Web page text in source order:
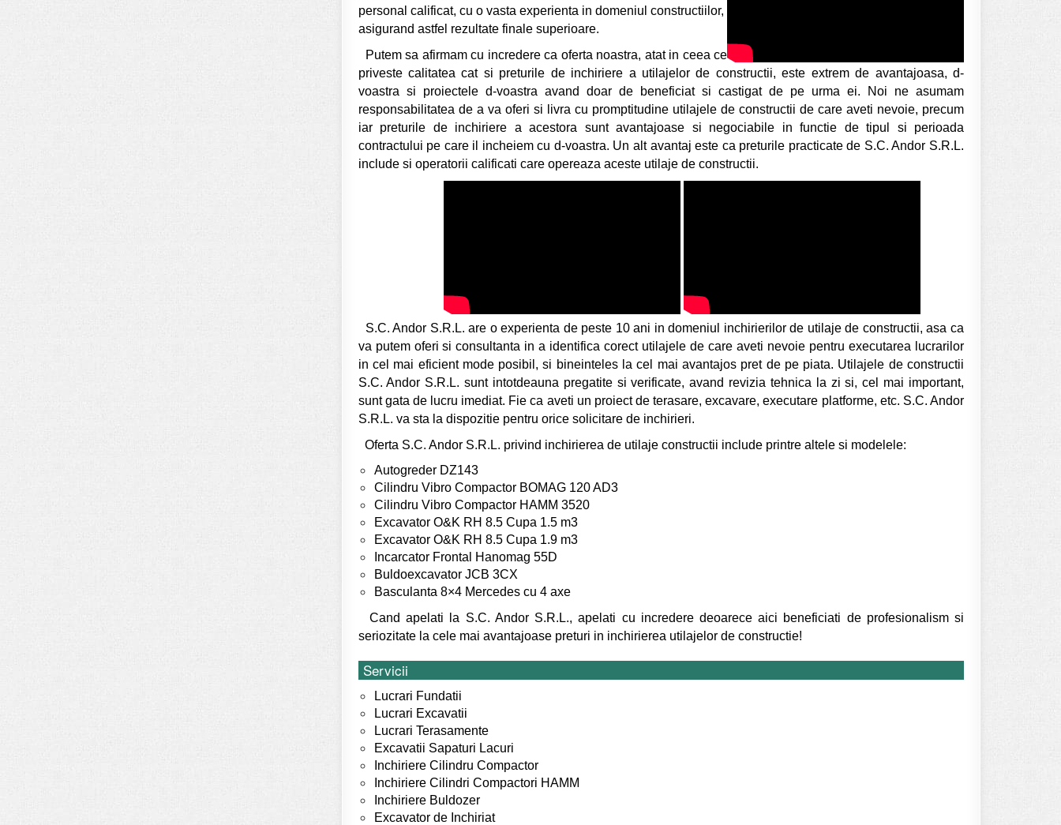
personal calificat, cu o vasta experienta in domeniul constructiilor,
asigurand astfel rezultate finale superioare.
Putem sa afirmam cu incredere ca oferta noastra, atat in ceea ce
priveste calitatea cat si preturile de inchiriere a utilajelor de constructii, este extrem de avantajoasa, d-
voastra si proiectele d-voastra avand doar de beneficiat si castigat de pe urma ei. Noi ne asumam
responsabilitatea de a va oferi si livra cu promptitudine utilajele de constructii de care aveti nevoie, precum
iar preturile de inchiriere a acestora sunt avantajoase si negociabile in functie de tipul si perioada
contractului pe care il incheiem cu d-voastra. Un alt avantaj este ca preturile practicate de S.C. Andor S.R.L.
include si operatorii calificati care opereaza aceste utilaje de constructii.
S.C. Andor S.R.L. are o experienta de peste 10 ani in domeniul inchirierilor de utilaje de constructii, asa ca
va putem oferi si consultanta in a identifica corect utilajele de care aveti nevoie pentru executarea lucrarilor
in cel mai eficient mode posibil, si bineinteles la cel mai avantajos pret de pe piata. Utilajele de constructii
S.C. Andor S.R.L. sunt intotdeauna pregatite si verificate, avand revizia tehnica la zi si, cel mai important,
sunt gata de lucru imediat. Fie ca aveti un proiect de terasare, excavare, executare platforme, etc. S.C. Andor
S.R.L. va sta la dispozitie pentru orice solicitare de inchirieri.
Oferta S.C. Andor S.R.L. privind inchirierea de utilaje constructii include printre altele si modelele:
Autogreder DZ143
Cilindru Vibro Compactor BOMAG 120 AD3
Cilindru Vibro Compactor HAMM 3520
Excavator O&K RH 8.5 Cupa 1.5 m3
Excavator O&K RH 8.5 Cupa 1.9 m3
Incarcator Frontal Hanomag 55D
Buldoexcavator JCB 3CX
Basculanta 8×4 Mercedes cu 4 axe
Cand apelati la S.C. Andor S.R.L., apelati cu incredere deoarece aici beneficiati de profesionalism si
seriozitate la cele mai avantajoase preturi in inchirierea utilajelor de constructie!
Servicii
Lucrari Fundatii
Lucrari Excavatii
Lucrari Terasamente
Excavatii Sapaturi Lacuri
Inchiriere Cilindru Compactor
Inchiriere Cilindri Compactori HAMM
Inchiriere Buldozer
Excavator de Inchiriat